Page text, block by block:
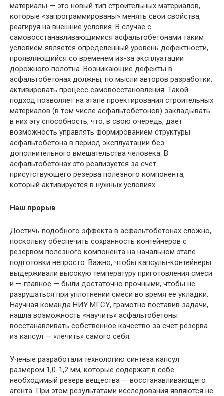
материалы — это новый тип строительных материалов,
которые «запрограммированы» менять свои свойства,
реагируя на внешние условия. В случае с
самовосстанавливающимися асфальтобетонами таким
условием является определенный уровень дефектности,
проявляющийся со временем из-за эксплуатации
дорожного полотна. Возникающие дефекты в
асфальтобетонах должны, по мысли авторов разработки,
активировать процесс самовосстановления. Такой
подход позволяет на этапе проектирования строительных
материалов (в том числе асфальтобетонов) закладывать
в них эту способность, что, в свою очередь, дает
возможность управлять формированием структуры
асфальтобетона в период эксплуатации без
дополнительного вмешательства человека. В
асфальтобетонах это реализуется за счет
присутствующего резерва полезного компонента,
который активируется в нужных условиях.
Наш прорыв
Достичь подобного эффекта в асфальтобетонах сложно,
поскольку обеспечить сохранность контейнеров с
резервом полезного компонента на начальном этапе
подготовки непросто. Важно, чтобы капсулы-контейнеры
выдерживали высокую температуру приготовления смеси
и — главное — были достаточно прочными, чтобы не
разрушаться при уплотнении смеси во время ее укладки.
Научная команда НИУ МГСУ, грамотно поставив задачи,
нашла возможность «научить» асфальтобетоны
восстанавливать собственное качество за счет резерва
из капсул — «лечить» самого себя.
Ученые разработали технологию синтеза капсул
размером 1,0-1,2 мм, которые содержат в себе
необходимый резерв вещества — восстанавливающего
агента. При этом результатами исследования являются не